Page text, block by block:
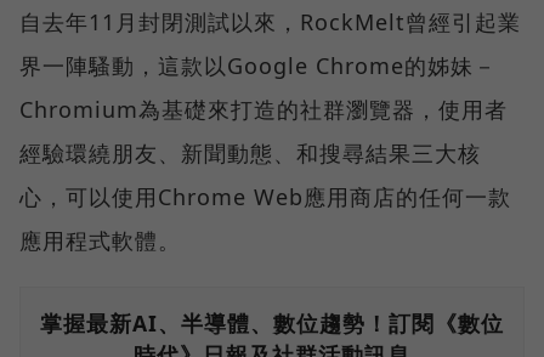
自去年11月封閉測試以來，RockMelt曾經引起業
界一陣騷動，這款以Google Chrome的姊妹－
Chromium為基礎來打造的社群瀏覽器，使用者
經驗環繞朋友、新聞動態、和搜尋結果三大核
心，可以使用Chrome Web應用商店的任何一款
應用程式軟體。
掌握最新AI、半導體、數位趨勢！訂閱《數位